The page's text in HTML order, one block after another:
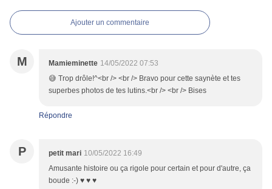
Ajouter un commentaire
M Mamieminette 14/05/2022 07:53
😅 Trop drôle!^<br /> <br /> Bravo pour cette saynète et tes
superbes photos de tes lutins.<br /> <br /> Bises
Répondre
P petit mari 10/05/2022 16:49
Amusante histoire ou ça rigole pour certain et pour d'autre, ça
boude :-) ♥ ♥ ♥